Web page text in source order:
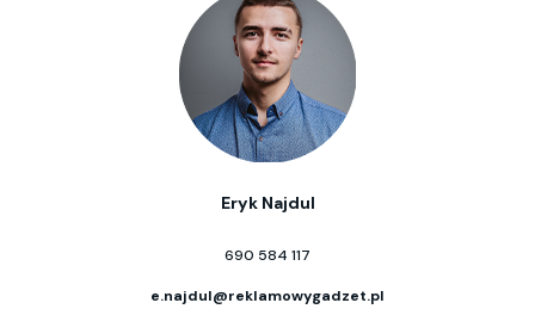
Eryk Najdul
690 584 117
e.najdul@reklamowygadzet.pl